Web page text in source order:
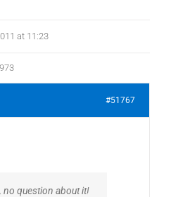
at 11:23
#51767
no question about it!